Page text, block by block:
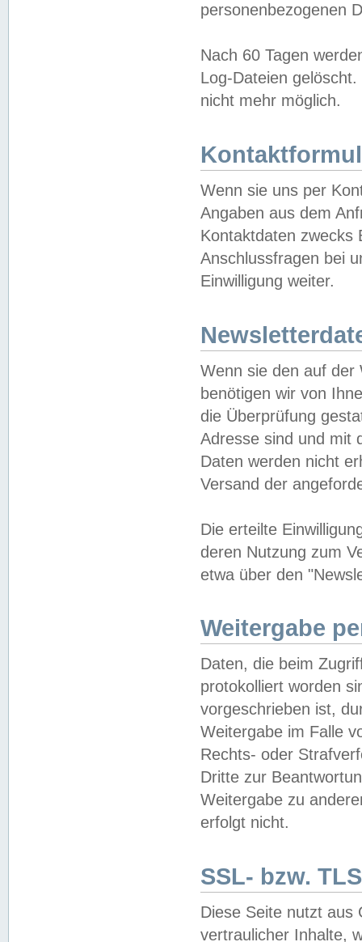
personenbezogenen
Nach 60 Tagen
Log-Dateien
nicht mehr möglich.
Wenn sie uns per
Angaben aus dem
Kontaktdaten zwecks
Anschlussfragen bei
Einwilligung weiter.
Wenn sie den auf der
benötigen wir von
die Überprüfung
Adresse sind und mit
Daten werden nicht
Versand der
Die erteilte
deren Nutzung zum
etwa über den
Weitergabe
Daten, die beim
protokolliert worden
vorgeschrieben ist,
Weitergabe im Falle
Rechts- oder
Dritte zur
Weitergabe zu
erfolgt nicht.
SSL- bzw.
Diese Seite nutzt aus
vertraulicher Inhalte,